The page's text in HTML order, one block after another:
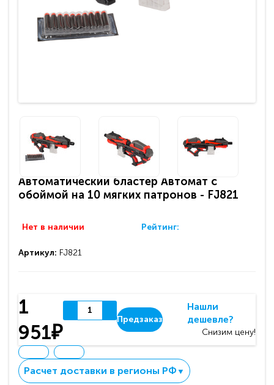
Автоматический бластер Автомат с
обоймой на 10 мягких патронов - FJ821
Нет в наличии Рейтинг:
Артикул: FJ821
1
951₽
Предзаказ
Нашли
дешевле?
Снизим цену!
Расчет доставки в регионы РФ ▼